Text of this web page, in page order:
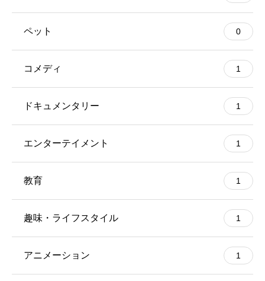
ペット 0
コメディ 1
ドキュメンタリー 1
エンターテイメント 1
教育 1
趣味・ライフスタイル 1
アニメーション 1